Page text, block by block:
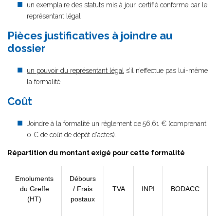
un exemplaire des statuts mis à jour, certifié conforme par le
représentant légal
Pièces justificatives à joindre au
dossier
un pouvoir du représentant légal s’il n’effectue pas lui-même
la formalité
Coût
Joindre à la formalité un règlement de56,61 € (comprenant
0 € de coût de dépôt d'actes).
Répartition du montant exigé pour cette formalité
Emoluments
du Greffe
(HT)
Débours
/ Frais
postaux
TVA INPI BODACC